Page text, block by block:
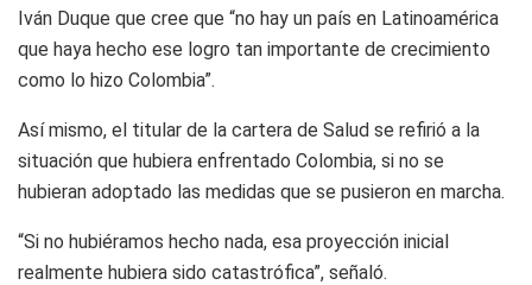
Iván Duque que cree que “no hay un país en Latinoamérica
que haya hecho ese logro tan importante de crecimiento
como lo hizo Colombia”.
Así mismo, el titular de la cartera de Salud se refirió a la
situación que hubiera enfrentado Colombia, si no se
hubieran adoptado las medidas que se pusieron en marcha.
“Si no hubiéramos hecho nada, esa proyección inicial
realmente hubiera sido catastrófica”, señaló.